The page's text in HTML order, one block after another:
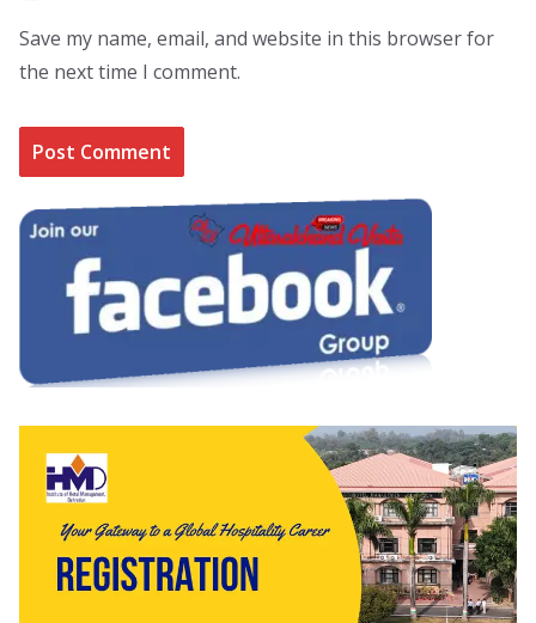
Save my name, email, and website in this browser for
the next time I comment.